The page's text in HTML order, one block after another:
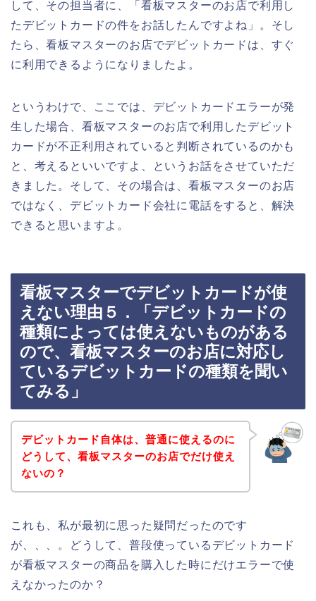
して、その担当者に、「看板マスターのお店で利用し
たデビットカードの件をお話したんですよね」。そし
たら、看板マスターのお店でデビットカードは、すぐ
に利用できるようになりましたよ。
というわけで、ここでは、デビットカードエラーが発
生した場合、看板マスターのお店で利用したデビット
カードが不正利用されていると判断されているのかも
と、考えるといいですよ、というお話をさせていただ
きました。そして、その場合は、看板マスターのお店
ではなく、デビットカード会社に電話をすると、解決
できると思いますよ。
看板マスターでデビットカードが使
えない理由５．「デビットカードの
種類によっては使えないものがある
ので、看板マスターのお店に対応し
ているデビットカードの種類を聞い
てみる」
デビットカード自体は、普通に使えるのに
どうして、看板マスターのお店でだけ使え
ないの？
これも、私が最初に思った疑問だったのです
が、、、。どうして、普段使っているデビットカード
が看板マスターの商品を購入した時にだけエラーで使
えなかったのか？